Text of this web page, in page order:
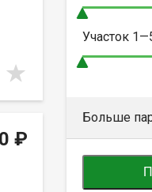
₽
Участок
Больше